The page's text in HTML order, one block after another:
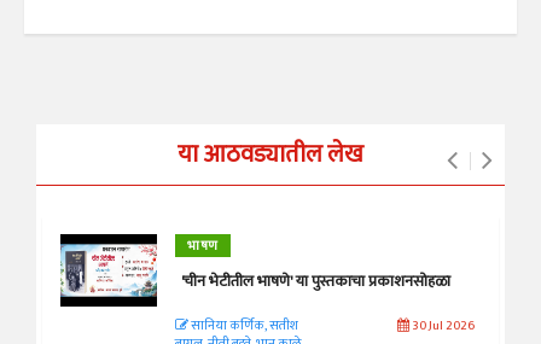
या आठवड्यातील लेख
भाषण
'चीन भेटीतील भाषणे' या पुस्तकाचा प्रकाशनसोहळा
सानिया कर्णिक, सतीश
30 Jul 2026